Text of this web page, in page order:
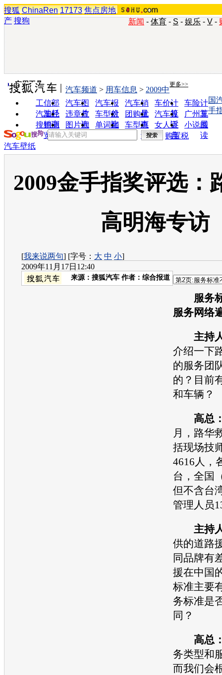
搜狐 ChinaRen 17173 焦点房地
产 搜狗 新闻 - 体育 - S - 娱乐 - V -
实用工具 更多>>
工信部
油耗
汽车图
片
汽车报
价
汽车销
量
车价计
算
车险计
算
汽车经
销商
违章查
询
车型对
比
团购优
惠
汽车投
诉
广州车
展
搜狗浏
览器
图片欣
赏
单词翻
车型查
询
女人宝
典
小说阅
读
汽车频道 > 用车信息 > 2009中
国
手
购置税
汽车壁纸
2009金手指奖评选：
高明海专访
[我来说两句] [字号： 大 中 小]
2009年11月17日12:40
来源： 搜狐汽车 作者：综合报道
服务
服务网络
主持
介绍一下
的服务团
的？目前
和车辆？
高总
月，路华
括现场技
4616人，
台，全国
但不含台
管理人员
主持
供的道路
同品牌有
援在中国
标准主要
务标准是
同？
高总
务类型和
而我们会